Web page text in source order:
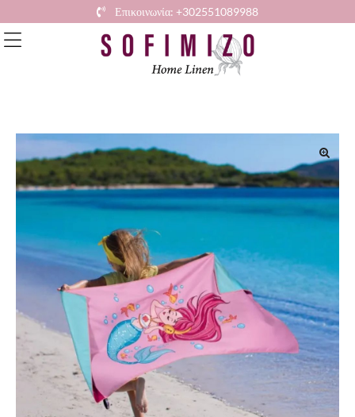
Επικοινωνία: +302551089988